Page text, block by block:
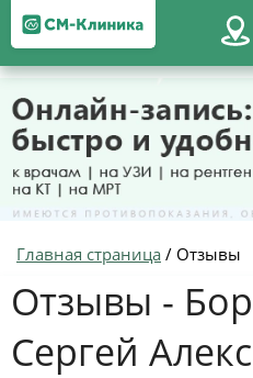
Главная страница / Отзывы
Отзывы -
Сергей